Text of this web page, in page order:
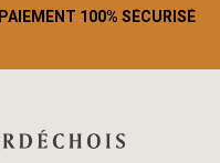
PAIEMENT 100% SÉCURISÉ